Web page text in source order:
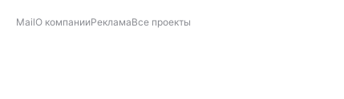
MailО компанииРекламаВсе проекты